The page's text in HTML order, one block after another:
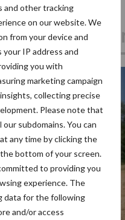
and other tracking
on our website. We
from your device and
IP address and
you with
marketing campaign
collecting precise
Please note that
subdomains. You can
any time by clicking the
bottom of your screen.
to providing you
experience. The
data for the following
and/or access